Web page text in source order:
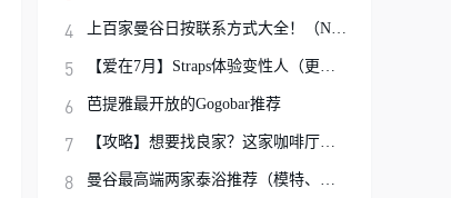
上百家曼谷日按联系方式大全！（Nuru Massa
【爱在7月】Straps体验变性人（更新完结）
芭提雅最开放的Gogobar推荐
【攻略】想要找良家？这家咖啡厅你可以试试
曼谷最高端两家泰浴推荐（模特、网红、明星